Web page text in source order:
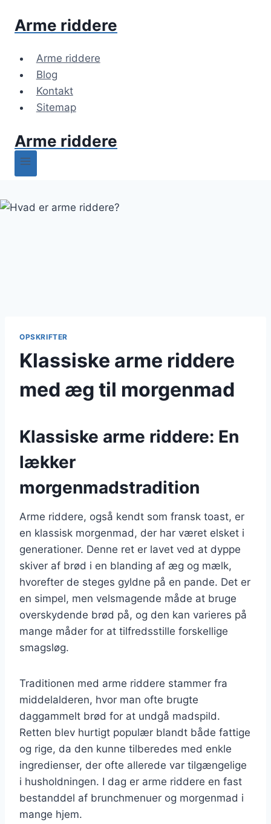
Arme riddere
Arme riddere
Blog
Kontakt
Sitemap
Arme riddere
OPSKRIFTER
Klassiske arme riddere
med æg til morgenmad
Klassiske arme riddere: En
lækker
morgenmadstradition
Arme riddere, også kendt som fransk toast, er
en klassisk morgenmad, der har været elsket i
generationer. Denne ret er lavet ved at dyppe
skiver af brød i en blanding af æg og mælk,
hvorefter de steges gyldne på en pande. Det er
en simpel, men velsmagende måde at bruge
overskydende brød på, og den kan varieres på
mange måder for at tilfredsstille forskellige
smagsløg.
Traditionen med arme riddere stammer fra
middelalderen, hvor man ofte brugte
daggammelt brød for at undgå madspild.
Retten blev hurtigt populær blandt både fattige
og rige, da den kunne tilberedes med enkle
ingredienser, der ofte allerede var tilgængelige
i husholdningen. I dag er arme riddere en fast
bestanddel af brunchmenuer og morgenmad i
mange hjem.